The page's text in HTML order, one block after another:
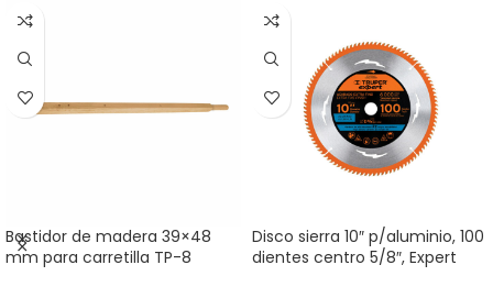
Bastidor de madera 39×48
mm para carretilla TP-8
Disco sierra 10″ p/aluminio, 100
dientes centro 5/8″, Expert